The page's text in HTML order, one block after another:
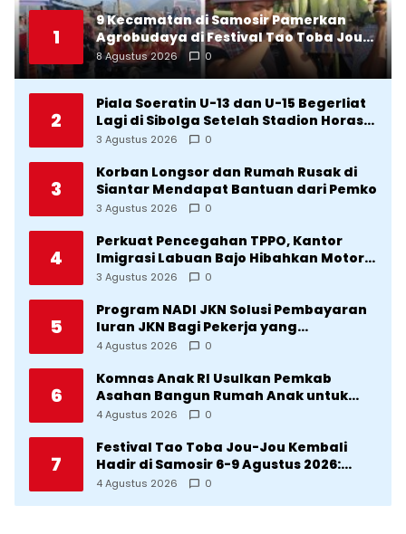
1
9 Kecamatan di Samosir Pamerkan
Agrobudaya di Festival Tao Toba Jou-
Jou 2026: Membranding Produk Lokal
agar Terkenal
8 Agustus 2026 0
2
Piala Soeratin U-13 dan U-15 Begerliat
Lagi di Sibolga Setelah Stadion Horas
Direvitalisasi Wali Kota
3 Agustus 2026 0
3
Korban Longsor dan Rumah Rusak di
Siantar Mendapat Bantuan dari Pemko
3 Agustus 2026 0
4
Perkuat Pencegahan TPPO, Kantor
Imigrasi Labuan Bajo Hibahkan Motor
Operasional ke Lima Desa di
3 Agustus 2026 0
5
Program NADI JKN Solusi Pembayaran
Iuran JKN Bagi Pekerja yang
Penghasilannya Tidak Tetap
4 Agustus 2026 0
6
Komnas Anak RI Usulkan Pemkab
Asahan Bangun Rumah Anak untuk
Korban Kekerasan
4 Agustus 2026 0
7
Festival Tao Toba Jou-Jou Kembali
Hadir di Samosir 6-9 Agustus 2026:
Datang Saksikan Kemeriahan dan Raih
4 Agustus 2026 0